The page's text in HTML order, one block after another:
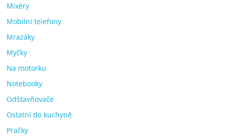
Mixéry
Mobilní telefony
Mrazáky
Myčky
Na motorku
Notebooky
Odšťavňovače
Ostatní do kuchyně
Pračky